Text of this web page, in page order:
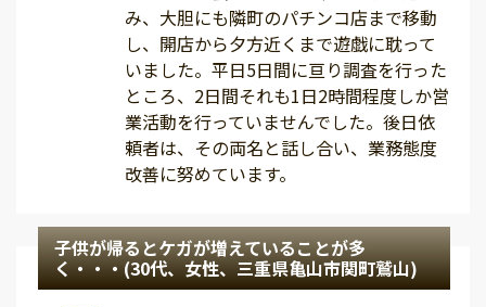
み、大胆にも隣町のパチンコ店まで移動
し、開店から夕方近くまで遊戯に耽って
いました。平日5日間に亘り調査を行った
ところ、2日間それも1日2時間程度しか営
業活動を行っていませんでした。後日依
頼者は、その両名と話し合い、業務態度
改善に努めています。
子供が帰るとケガが増えていることが多
く・・・(30代、女性、三重県亀山市関町鷲山)